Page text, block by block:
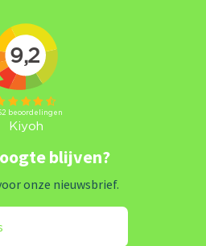
blijven?
onze nieuwsbrief.